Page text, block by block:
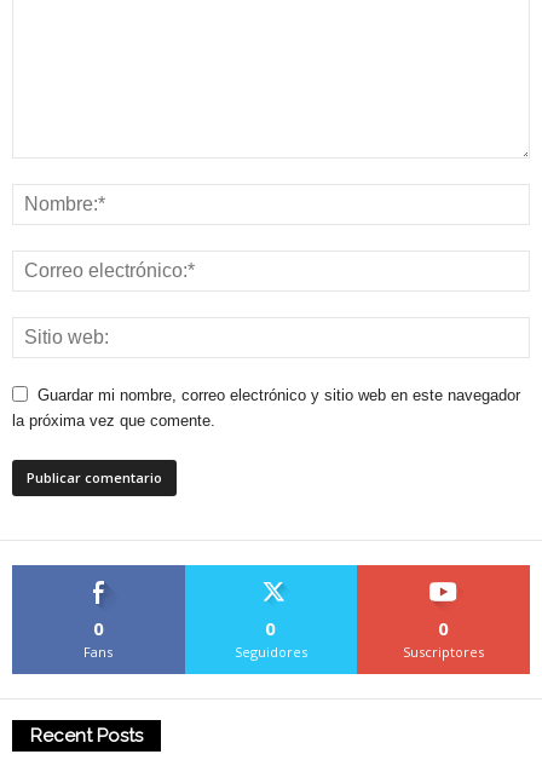
Guardar mi nombre, correo electrónico y sitio web en este navegador
la próxima vez que comente.
0
Fans
0
Seguidores
0
Suscriptores
Recent Posts